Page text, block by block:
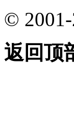
©
返回顶